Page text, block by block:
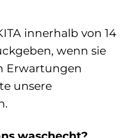
innerhalb von 14
wenn sie
Erwartungen
unsere